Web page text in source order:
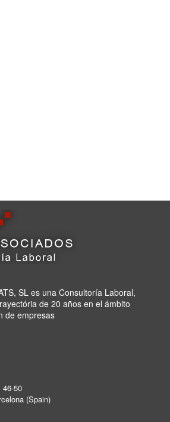
SL es una Consultoría Laboral,
de 20 años en el ámbito
de empresas
50
(Spain)